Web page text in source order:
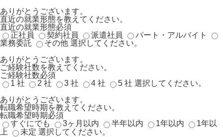
ありがとうございます。
直近の就業形態を教えてください。
直近の就業形態必須
正社員
契約社員 派遣社員
パート・アルバイト
業務委託
その他 選択してください。
ありがとうございます。
ご経験社数を教えてください。
ご経験社数必須
1 社
2 社 3 社 4 社 5 社 選択してください。
ありがとうございます。
転職希望時期を教えてください。
転職希望時期必須
すぐにでも
3ヶ月以内 半年以内 1年以内
1年以
上
未定 選択してください。